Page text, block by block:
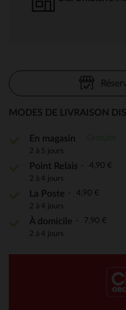
MODES DE LIVRAISON
En magasin
2 à 5 jours
Point Relais 4,90 €
2 à 4 jours
La Poste 4,90 €
2 à 4 jours
À domicile 7,90 €
2 à 4 jours